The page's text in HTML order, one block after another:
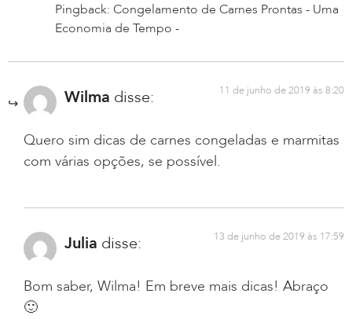
Pingback: Congelamento de Carnes Prontas - Uma
Economia de Tempo -
Wilma disse: 11 de junho de 2019 às 8:20
Quero sim dicas de carnes congeladas e marmitas
com várias opções, se possível.
Julia disse: 13 de junho de 2019 às 17:59
Bom saber, Wilma! Em breve mais dicas! Abraço
🙂